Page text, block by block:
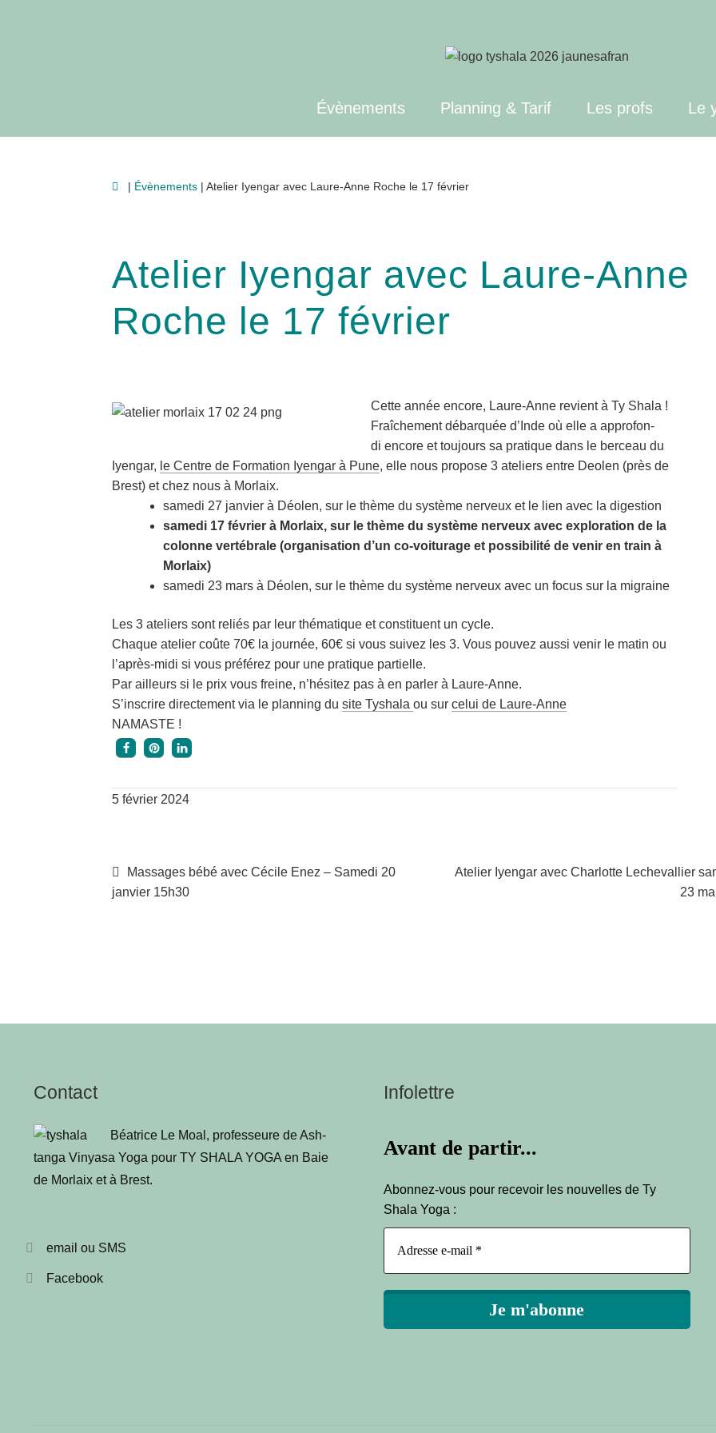
Évènements Planning & Tarif Les profs Le
| Évènements| Atelier Iyengar avec Laure-Anne Roche le 17 février
Atelier Iyengar avec Laure-Anne
Roche le 17 février
Cette année encore, Laure-Anne revient à Ty Shala !
Fraî­che­ment débar­quée d’Inde où elle a appro­fon­
di encore et tou­jours sa pra­tique dans le ber­ceau du
Iyen­gar, le Centre de For­ma­tion Iyen­gar à Pune, elle nous pro­pose 3 ate­liers entre Deo­len (près de
Brest) et chez nous à Morlaix.
same­di 27 jan­vier à Déolen, sur le thème du sys­tème ner­veux et le lien avec la digestion
same­di 17 février à Mor­laix, sur le thème du sys­tème ner­veux avec explo­ra­tion de la
colonne ver­té­brale (orga­ni­sa­tion d’un co-voi­tu­rage et pos­si­bi­li­té de venir en train à
Morlaix)
same­di 23 mars à Déolen, sur le thème du sys­tème ner­veux avec un focus sur la migraine
Les 3 ate­liers sont reliés par leur thé­ma­tique et consti­tuent un cycle.
Chaque ate­lier coûte 70€ la jour­née, 60€ si vous sui­vez les 3. Vous pou­vez aus­si venir le matin ou
l’après-midi si vous pré­fé­rez pour une pra­tique partielle.
Par ailleurs si le prix vous freine, n’hésitez pas à en par­ler à Laure-Anne.
S’ins­crire direc­te­ment via le plan­ning dusite Tysha­laou surcelui de Laure-Anne
NAMASTE !
5 février 2024
Navigation
de
Article
précédent :
Massages bébé avec Cécile Enez – Samedi 20
janvier 15h30
Article
Atelier Iyengar avec Charlotte Lechevallier
23
Contact
Béa­trice Le Moal, pro­fes­seure de Ash­
tan­ga Vinya­sa Yoga pour TY SHALA YOGA en Baie
de Mor­laix et à Brest.
email ou SMS
Facebook
Infolettre
Avant de partir...
Abonnez-vous pour recevoir les nouvelles de Ty
Shala Yoga :